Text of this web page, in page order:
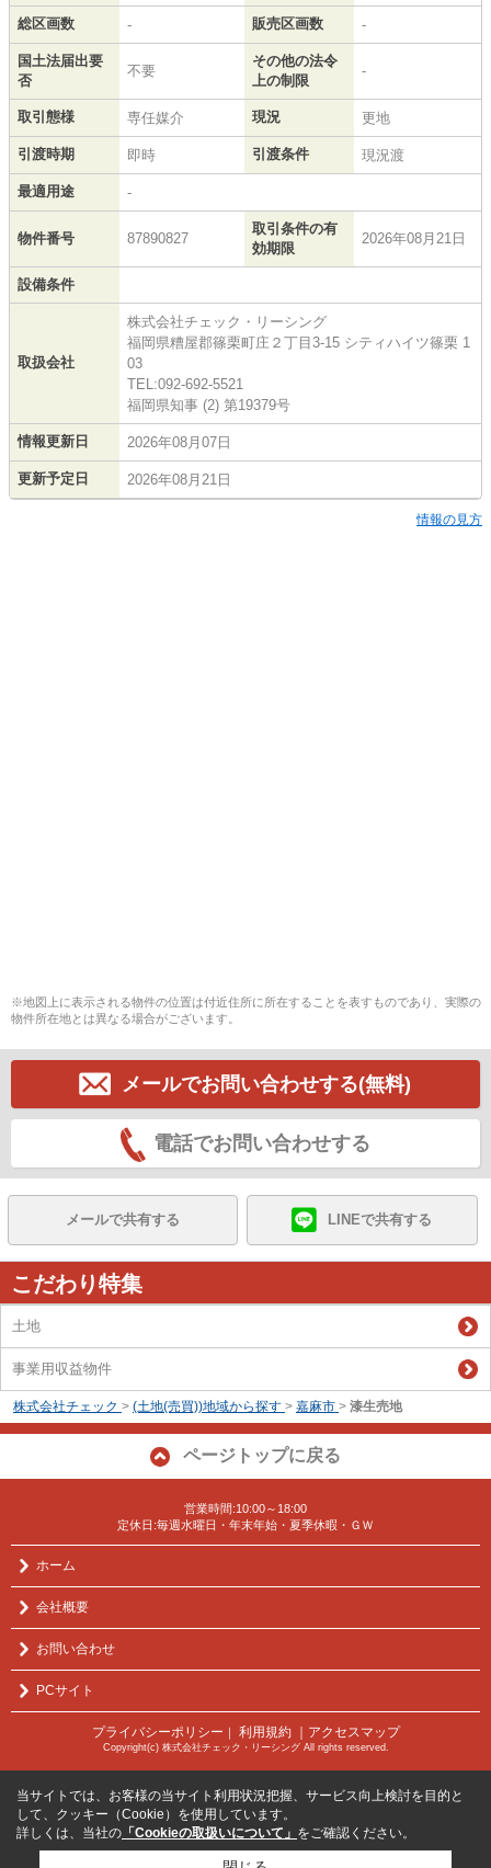
総区画数 - 販売区画数 -
国土法届出要
否
不要
その他の法令
上の制限
-
取引態様 専任媒介 現況 更地
引渡時期 即時 引渡条件 現況渡
最適用途 -
物件番号 87890827
取引条件の有
効期限
2026年08月21日
設備条件
取扱会社
株式会社チェック・リーシング
福岡県糟屋郡篠栗町庄２丁目3-15 シティハイツ篠栗 1
03
TEL:092-692-5521
福岡県知事 (2) 第19379号
情報更新日 2026年08月07日
更新予定日 2026年08月21日
情報の見方
※地図上に表示される物件の位置は付近住所に所在することを表すものであり、実際の
物件所在地とは異なる場合がございます。
メールでお問い合わせする(無料)
電話でお問い合わせする
メールで共有する LINEで共有する
こだわり特集
土地
事業用収益物件
株式会社チェック > (土地(売買))地域から探す > 嘉麻市 > 漆生売地
ページトップに戻る
営業時間:10:00～18:00
定休日:毎週水曜日・年末年始・夏季休暇・ＧＷ
ホーム
会社概要
お問い合わせ
PCサイト
プライバシーポリシー ｜ 利用規約 ｜アクセスマップ
Copyright(c) 株式会社チェック・リーシング All rights reserved.
当サイトでは、お客様の当サイト利用状況把握、サービス向上検討を目的と
して、クッキー（Cookie）を使用しています。
詳しくは、当社の 「Cookieの取扱いについて」 をご確認ください。